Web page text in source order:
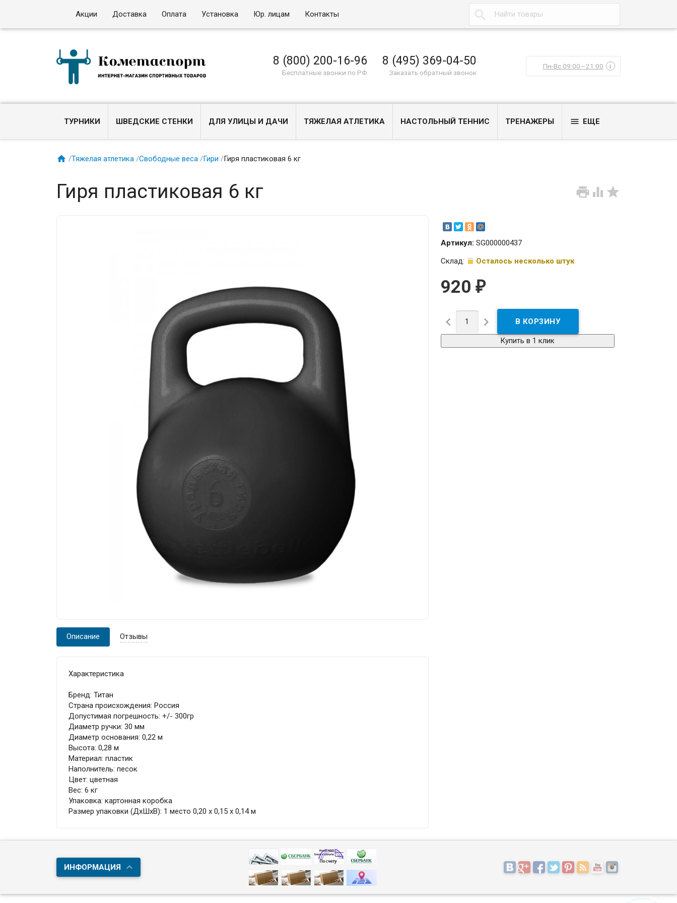
Акции Доставка Оплата Установка Юр. лицам Контакты 
8 (800) 200-16-96
Бесплатные звонки по РФ
8 (495) 369-04-50
Заказать обратный звонок
Пн-Вс 09:00—21:00 i
ТУРНИКИ ШВЕДСКИЕ СТЕНКИ ДЛЯ УЛИЦЫ И ДАЧИ ТЯЖЕЛАЯ АТЛЕТИКА НАСТОЛЬНЫЙ ТЕННИС ТРЕНАЖЕРЫ  ЕЩЕ
 /Тяжелая атлетика /Свободные веса /Гири /Гиря пластиковая 6 кг
  
Гиря пластиковая 6 кг
Артикул: SG000000437
Склад:
Осталось несколько штук
920 ₽
 
Купить в 1 клик
Описание Отзывы
Характеристика
Бренд: Титан
Страна происхождения: Россия
Допустимая погрешность: +/- 300гр
Диаметр ручки: 30 мм
Диаметр основания: 0,22 м
Высота: 0,28 м
Материал: пластик
Наполнитель: песок
Цвет: цветная
Вес: 6 кг
Упаковка: картонная коробка
Размер упаковки (ДхШхВ): 1 место 0,20 х 0,15 х 0,14 м
ИНФОРМАЦИЯ